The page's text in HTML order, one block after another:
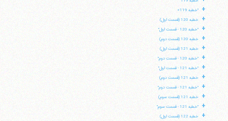
+ "خطبه 119»
+ خطبه 120 (قسمت اول)
+ "خطبه 120 - قسمت اول"
+ خطبه 120 (قسمت دوم)
+ خطبه 121 (قسمت اول)
+ "خطبه 120 - قسمت دوم"
+ "خطبه 121 - قسمت اول"
+ خطبه 121 (قسمت دوم)
+ "خطبه 121 - قسمت دوم"
+ خطبه 121 (قسمت سوم)
+ "خطبه 121 - قسمت سوم"
+ خطبه 122 (قسمت اول)